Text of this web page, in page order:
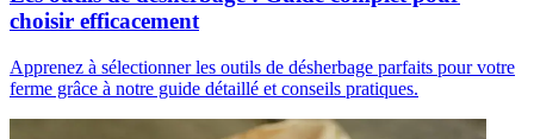
choisir efficacement
Apprenez à sélectionner les outils de désherbage parfaits pour votre
ferme grâce à notre guide détaillé et conseils pratiques.